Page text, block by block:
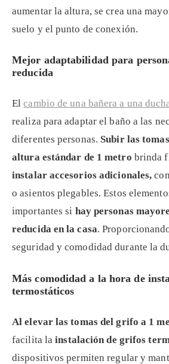
aumentar la altura, se crea una
suelo y el punto de conexión.
Mejor adaptabilidad para
reducida
Elcambio de una bañera a una
realiza para adaptar el baño a las
diferentes personas. Subir las
altura estándar de 1 metro brinda
instalar accesorios adicionales,
o asientos plegables. Estos
importantes si hay personas
reducida en la casa.
seguridad y comodidad durante la
Más comodidad a la hora de
termostáticos
Al elevar las tomas del grifo a 1
facilita lainstalación de grifos
dispositivos permiten regular y